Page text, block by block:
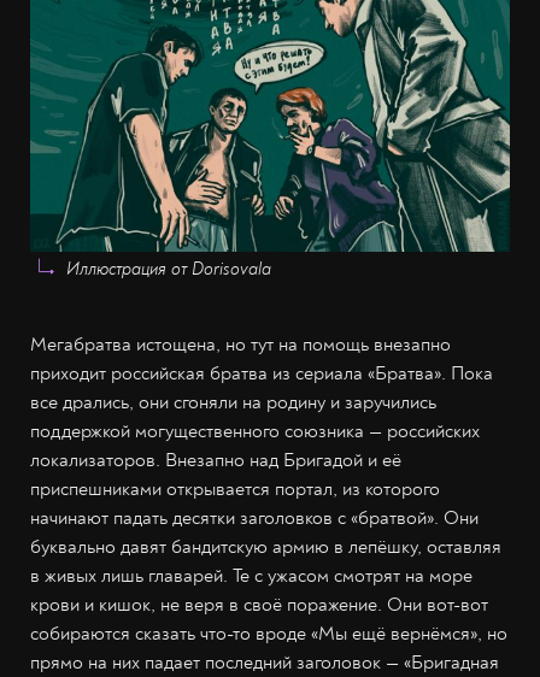
Иллюстрация от Dorisovala
Мегабратва истощена, но тут на помощь внезапно
приходит российская братва из сериала «Братва». Пока
все дрались, они сгоняли на родину и заручились
поддержкой могущественного союзника — российских
локализаторов. Внезапно над Бригадой и её
приспешниками открывается портал, из которого
начинают падать десятки заголовков с «братвой». Они
буквально давят бандитскую армию в лепёшку, оставляя
в живых лишь главарей. Те с ужасом смотрят на море
крови и кишок, не веря в своё поражение. Они вот-вот
собираются сказать что-то вроде «Мы ещё вернёмся», но
прямо на них падает последний заголовок — «Бригадная